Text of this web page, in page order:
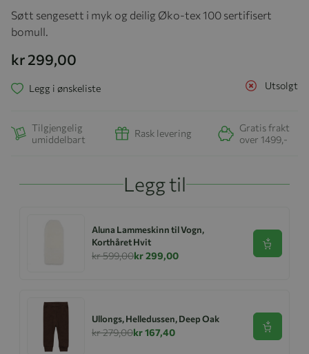
Søtt sengesett i myk og deilig Øko-tex 100 sertifisert
bomull.
kr 299,00
Utsolgt
Legg i ønskeliste
Tilgjengelig
umiddelbart
Rask levering
Gratis frakt
over 1499,-
Legg til
Aluna Lammeskinn til Vogn,
Korthåret Hvit
kr 599,00kr 299,00
Se
Ullongs, Helledussen, Deep Oak
kr 279,00kr 167,40 Se